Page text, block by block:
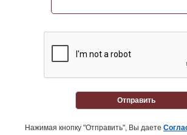
Отправить
Нажимая кнопку "Отправить", Вы даете